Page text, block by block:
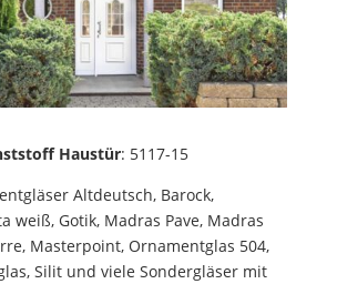
Haustür: 5117-15
Altdeutsch, Barock,
weiß, Gotik, Madras Pave, Madras
Masterpoint, Ornamentglas 504,
Silit und viele Sondergläser mit